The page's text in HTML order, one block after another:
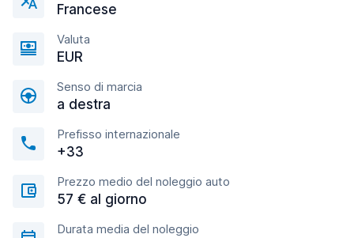
Francese
Valuta
EUR
Senso di marcia
a destra
Prefisso internazionale
+33
Prezzo medio del noleggio auto
57 € al giorno
Durata media del noleggio